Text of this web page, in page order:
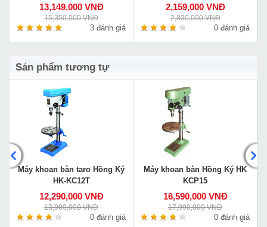
13,149,000 VNĐ
15,350,000 VNĐ
3 đánh giá
2,159,000 VNĐ
2,830,000 VNĐ
0 đánh giá
Sản phẩm tương tự
Máy khoan bàn taro Hồng Ký
HK-KC12T
12,290,000 VNĐ
13,900,000 VNĐ
0 đánh giá
Máy khoan bàn Hồng Ký HK
KCP15
16,590,000 VNĐ
17,990,000 VNĐ
0 đánh giá